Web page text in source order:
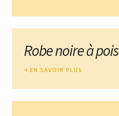
Robe noire à pois
EN SAVOIR PLUS